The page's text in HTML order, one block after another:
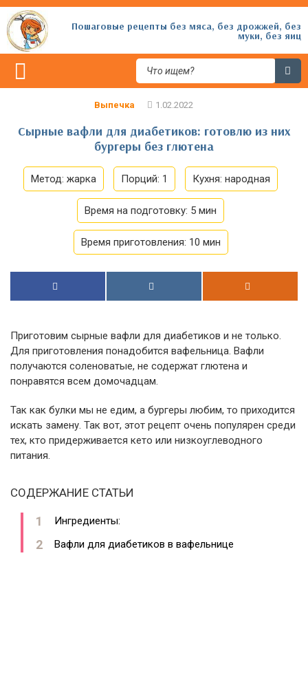
Пошаговые рецепты без мяса, без дрожжей, без
муки, без яиц
Выпечка
Сырные вафли для диабетиков: готовлю из них
бургеры без глютена
Метод: жарка Порций: 1 Кухня: народная
Время на подготовку: 5 мин
Время приготовления: 10 мин
Приготовим сырные вафли для диабетиков и не только.
Для приготовления понадобится вафельница. Вафли
получаются соленоватые, не содержат глютена и
понравятся всем домочадцам.
Так как булки мы не едим, а бургеры любим, то приходится
искать замену. Так вот, этот рецепт очень популярен среди
тех, кто придерживается кето или низкоуглеводного
питания.
СОДЕРЖАНИЕ СТАТЬИ
Ингредиенты:
Вафли для диабетиков в вафельнице